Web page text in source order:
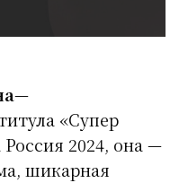
—
«Супер
2024, она —
шикарная